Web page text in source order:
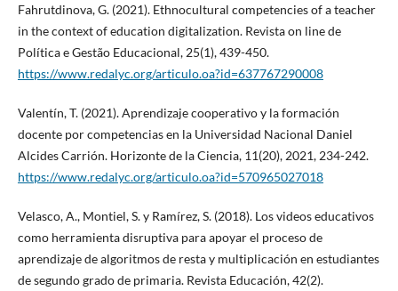
Fahrutdinova, G. (2021). Ethnocultural competencies of a teacher
in the context of education digitalization. Revista on line de
Política e Gestão Educacional, 25(1), 439-450.
https://www.redalyc.org/articulo.oa?id=637767290008
Valentín, T. (2021). Aprendizaje cooperativo y la formación
docente por competencias en la Universidad Nacional Daniel
Alcides Carrión. Horizonte de la Ciencia, 11(20), 2021, 234-242.
https://www.redalyc.org/articulo.oa?id=570965027018
Velasco, A., Montiel, S. y Ramírez, S. (2018). Los videos educativos
como herramienta disruptiva para apoyar el proceso de
aprendizaje de algoritmos de resta y multiplicación en estudiantes
de segundo grado de primaria. Revista Educación, 42(2).